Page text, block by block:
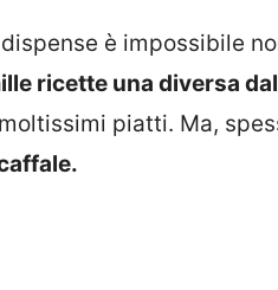
è impossibile
ricette una diversa
piatti. Ma,